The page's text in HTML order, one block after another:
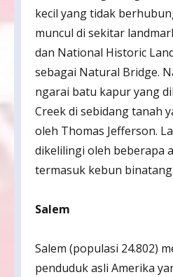
kecil yang tidak
muncul di sekitar
dan National Historic
sebagai Natural Bridge.
ngarai batu kapur yang
Creek di sebidang tanah
oleh Thomas Jefferson.
dikelilingi oleh beberapa
termasuk kebun binatang.
Salem
Salem (populasi 24.802)
penduduk asli Amerika